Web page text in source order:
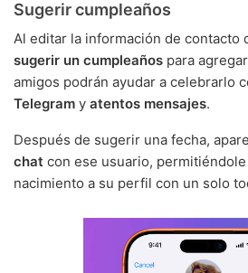
Sugerir cumpleaños
Al editar la información de contacto
sugerir un cumpleaños para
amigos podrán ayudar a celebrarlo
Telegram y atentos mensajes.
Después de sugerir una fecha,
chat con ese usuario,
nacimiento a su perfil con un solo